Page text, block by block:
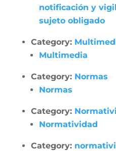
notificación y
sujeto obligado
Category:
Multimedia
Category: Normas
Normas
Category:
Normatividad
Category: